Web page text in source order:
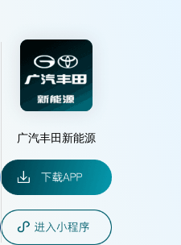
广汽丰田新能源